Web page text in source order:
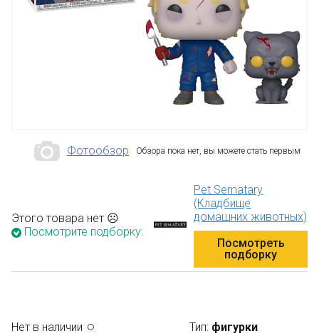
Фотообзор Обзора пока нет, вы можете стать первым
Этого товара нет ☹
Посмотрите подборку:
Pet Sematary
(Кладбище
домашних животных)
Посмотреть
подборку
Нет в наличии
Тип: фигурки